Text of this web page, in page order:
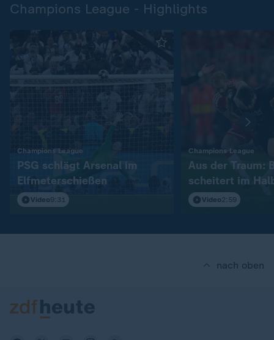
Champions League - Highlights
Champions League
PSG schlägt Arsenal im
Elfmeterschießen
Video9:31
Champions League
Aus der Traum:
scheitert im
Video2:59
nach oben